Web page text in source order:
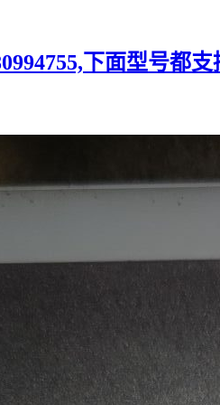
下面型号都支